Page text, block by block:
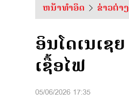
ຫນ້າທຳອິດ ຂ່າວຕ່າ
ອິນໂດເນເຊ
ເຊື້ອໄຟ
05/06/2026 17:35